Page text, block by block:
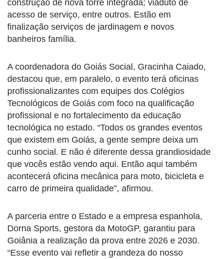
construção de nova torre integrada; viaduto de
acesso de serviço, entre outros. Estão em
finalização serviços de jardinagem e novos
banheiros família.
A coordenadora do Goiás Social, Gracinha Caiado,
destacou que, em paralelo, o evento terá oficinas
profissionalizantes com equipes dos Colégios
Tecnológicos de Goiás com foco na qualificação
profissional e no fortalecimento da educação
tecnológica no estado. “Todos os grandes eventos
que existem em Goiás, a gente sempre deixa um
cunho social. E não é diferente dessa grandiosidade
que vocês estão vendo aqui. Então aqui também
acontecerá oficina mecânica para moto, bicicleta e
carro de primeira qualidade”, afirmou.
A parceria entre o Estado e a empresa espanhola,
Dorna Sports, gestora da MotoGP, garantiu para
Goiânia a realização da prova entre 2026 e 2030.
“Esse evento vai refletir a grandeza do nosso